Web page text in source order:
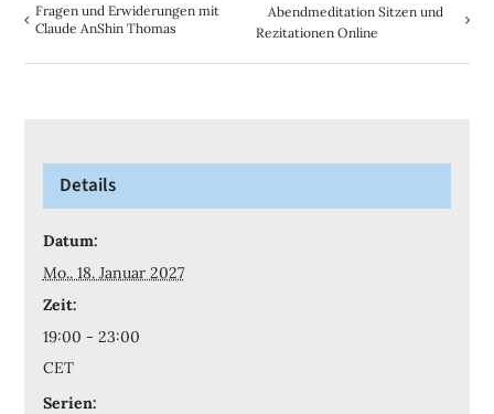
Fragen und Erwiderungen mit
Claude AnShin Thomas
Abendmeditation Sitzen und
Rezitationen Online
Details
Datum:
Mo.. 18. Januar 2027
Zeit:
19:00 - 23:00
CET
Serien: